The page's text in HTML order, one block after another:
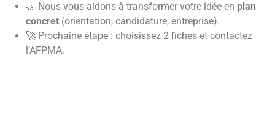
🤝 Nous vous aidons à transformer votre idée en plan
concret (orientation, candidature, entreprise).
🚀 Prochaine étape : choisissez 2 fiches et contactez
l’AFPMA.